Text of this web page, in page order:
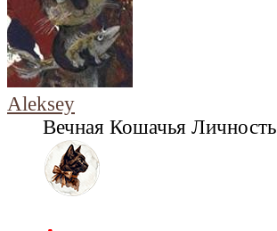
Aleksey
Вечная Кошачья Личность